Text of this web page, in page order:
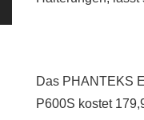
Das PHANTEKS
P600S kostet